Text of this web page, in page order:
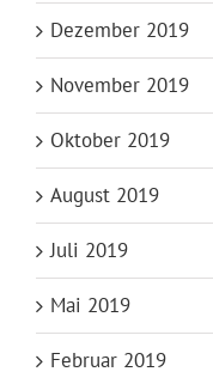
Dezember 2019
November 2019
Oktober 2019
August 2019
Juli 2019
Mai 2019
Februar 2019